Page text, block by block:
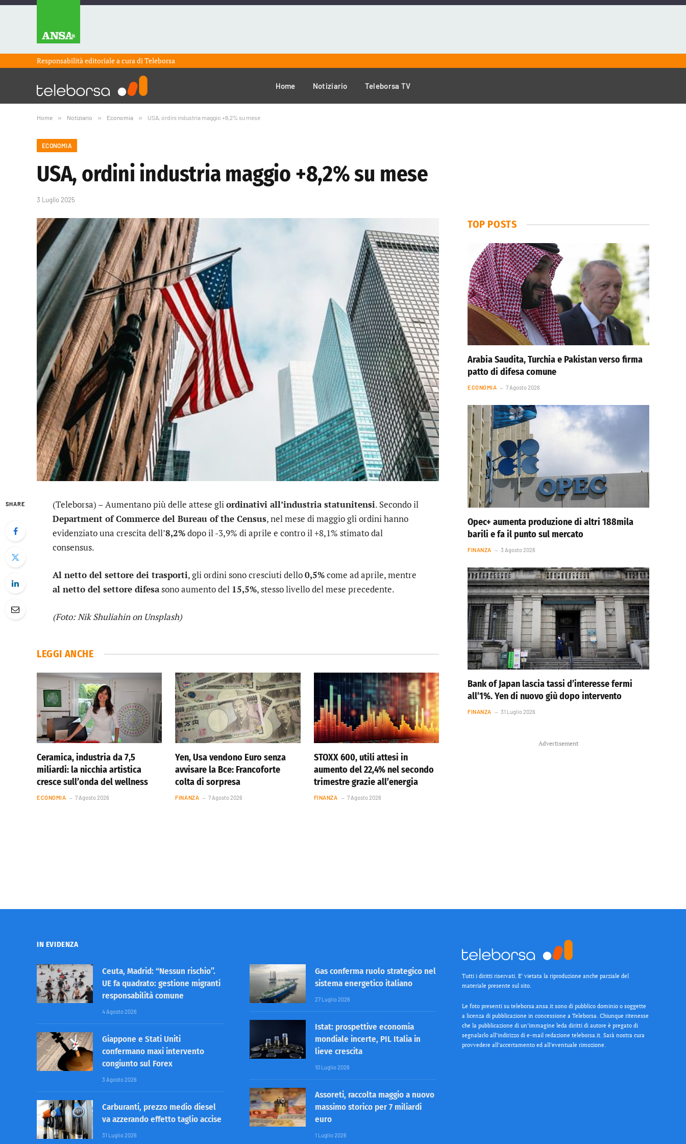
Responsabilità editoriale a cura diTeleborsa
Home Notiziario Teleborsa TV
Home » Notiziario » Economia » USA, ordini industria maggio +8,2% su mese
ECONOMIA
USA, ordini industria maggio +8,2% su mese
3 Luglio 2025
SHARE (Teleborsa) – Aumentano più delle attese gliordinativi all’industria statunitensi. Secondo il
Department of Commerce del Bureau of the Census, nel mese di maggio gli ordini hanno
evidenziato una crescita dell’8,2%dopo il -3,9% di aprile e contro il +8,1% stimato dal
consensus.
Al netto del settore dei trasporti, gli ordini sono cresciuti dello0,5%come ad aprile, mentre
al netto del settore difesasono aumento del 15,5%, stesso livello del mese precedente.
(Foto: Nik Shuliahin on Unsplash)
LEGGI ANCHE
Ceramica, industria da 7,5
miliardi: la nicchia artistica
cresce sull’onda del wellness
ECONOMIA 7 Agosto 2026
Yen, Usa vendono Euro senza
avvisare la Bce: Francoforte
colta di sorpresa
FINANZA 7 Agosto 2026
STOXX 600, utili attesi in
aumento del 22,4% nel secondo
trimestre grazie all’energia
FINANZA 7 Agosto 2026
TOP POSTS
Arabia Saudita, Turchia e Pakistan verso firma
patto di difesa comune
ECONOMIA 7 Agosto 2026
Opec+ aumenta produzione di altri 188mila
barili e fa il punto sul mercato
FINANZA 3 Agosto 2026
Bank of Japan lascia tassi d’interesse fermi
all’1%. Yen di nuovo giù dopo intervento
FINANZA 31 Luglio 2026
Advertisement
IN EVIDENZA
Ceuta, Madrid: “Nessun rischio”.
UE fa quadrato: gestione migranti
responsabilità comune
4 Agosto 2026
Giappone e Stati Uniti
confermano maxi intervento
congiunto sul Forex
3 Agosto 2026
Carburanti, prezzo medio diesel
va azzerando effetto taglio accise
31 Luglio 2026
Gas conferma ruolo strategico nel
sistema energetico italiano
27 Luglio 2026
Istat: prospettive economia
mondiale incerte, PIL Italia in
lieve crescita
10 Luglio 2026
Assoreti, raccolta maggio a nuovo
massimo storico per 7 miliardi
euro
1 Luglio 2026
Tutti i diritti riservati. E’ vietata la riproduzione anche parziale del
materiale presente sul sito.
Le foto presenti su teleborsa.ansa.it sono di pubblico dominio o soggette
a licenza di pubblicazione in concessione a Teleborsa. Chiunque ritenesse
che la pubblicazione di un’immagine leda diritti di autore è pregato di
segnalarlo all’indirizzo di e-mail redazione teleborsa.it. Sarà nostra cura
provvedere all’accertamento ed all’eventuale rimozione.